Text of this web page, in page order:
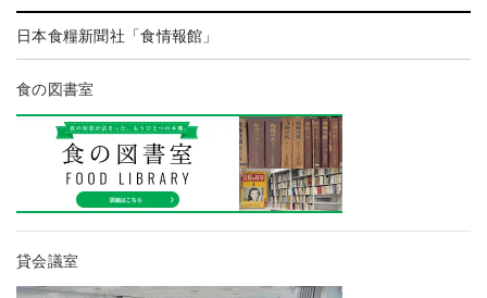
日本食糧新聞社「食情報館」
食の図書室
貸会議室